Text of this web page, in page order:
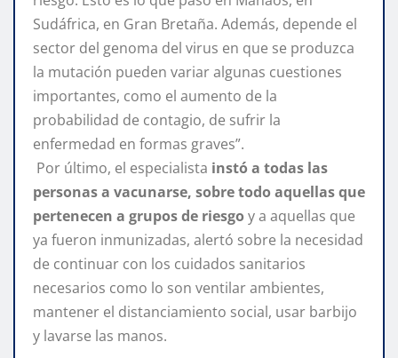
Sudáfrica, en Gran Bretaña. Además, depende el
sector del genoma del virus en que se produzca
la mutación pueden variar algunas cuestiones
importantes, como el aumento de la
probabilidad de contagio, de sufrir la
enfermedad en formas graves”.
Por último, el especialista instó a todas las
personas a vacunarse, sobre todo aquellas que
pertenecen a grupos de riesgo y a aquellas que
ya fueron inmunizadas, alertó sobre la necesidad
de continuar con los cuidados sanitarios
necesarios como lo son ventilar ambientes,
mantener el distanciamiento social, usar barbijo
y lavarse las manos.